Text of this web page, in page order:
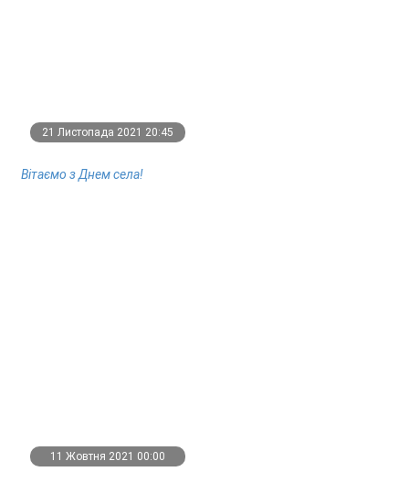
21 Листопада 2021 20:45
Вітаємо з Днем села!
11 Жовтня 2021 00:00